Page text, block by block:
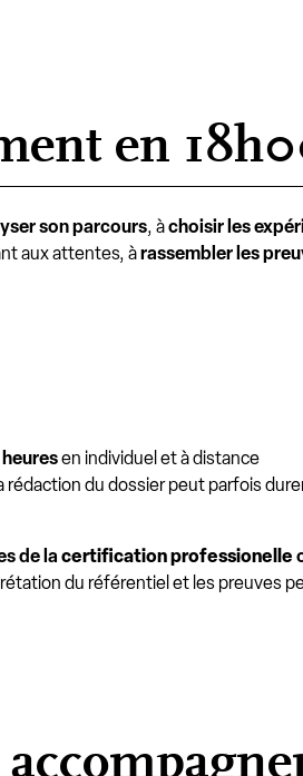
en
son parcours, àchoisir les
aux attentes, àrassembler les
en individuel et à distance
rédaction du dossier peut parfois
de la certification professionelle
du référentiel et les preuves